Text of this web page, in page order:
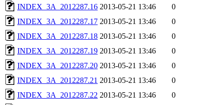
INDEX_3A_2012287.16 2013-05-21 13:46
0
INDEX_3A_2012287.17 2013-05-21 13:46
0
INDEX_3A_2012287.18 2013-05-21 13:46
0
INDEX_3A_2012287.19 2013-05-21 13:46
0
INDEX_3A_2012287.20 2013-05-21 13:46
0
INDEX_3A_2012287.21 2013-05-21 13:46
0
INDEX_3A_2012287.22 2013-05-21 13:46
0